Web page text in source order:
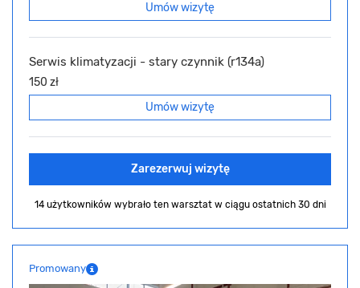
Umów wizytę
Serwis klimatyzacji - stary czynnik (r134a)
150 zł
Umów wizytę
Zarezerwuj wizytę
14 użytkowników wybrało ten warsztat w ciągu ostatnich 30 dni
Promowany